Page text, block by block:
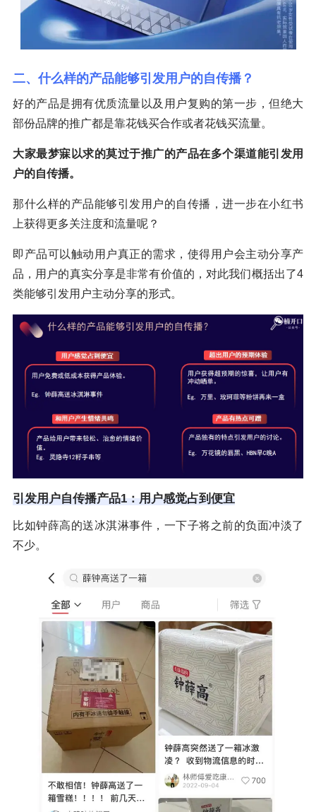
二、什么样的产品能够引发用户的自传播？
好的产品是拥有优质流量以及用户复购的第一步，但绝大
部份品牌的推广都是靠花钱买合作或者花钱买流量。
大家最梦寐以求的莫过于推广的产品在多个渠道能引发用
户的自传播。
那什么样的产品能够引发用户的自传播，进一步在小红书
上获得更多关注度和流量呢？
即产品可以触动用户真正的需求，使得用户会主动分享产
品，用户的真实分享是非常有价值的，对此我们概括出了4
类能够引发用户主动分享的形式。
引发用户自传播产品1：用户感觉占到便宜
比如钟薛高的送冰淇淋事件，一下子将之前的负面冲淡了
不少。